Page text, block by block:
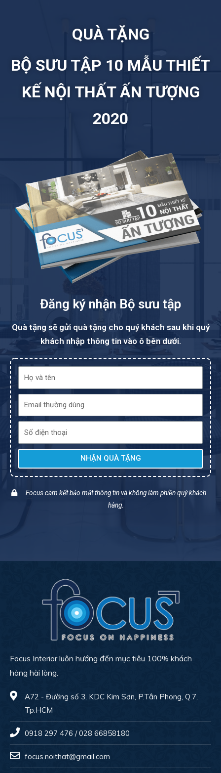
QUÀ TẶNG
BỘ SƯU TẬP 10 MẪU THIẾT
KẾ NỘI THẤT ẤN TƯỢNG
2020
Đăng ký nhận Bộ sưu tập
Quà tặng sẽ gửi quà tặng cho quý khách sau khi quý
khách nhập thông tin vào ô bên dưới.
NHẬN QUÀ TẶNG
Focus cam kết bảo mật thông tin và không làm phiền quý khách
hàng.
Focus Interior luôn hướng đến mục tiêu 100% khách
hàng hài lòng.
A72 - Đường số 3, KDC Kim Sơn, P.Tân Phong, Q.7,
Tp.HCM
0918 297 476 / 028 66858180
focus.noithat@gmail.com